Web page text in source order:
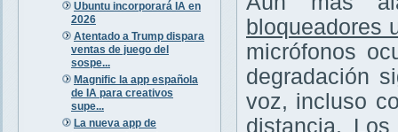
Ubuntu incorporará IA en
2026
Atentado a Trump dispara
ventas de juego del
sospe...
Magnific la app española
de IA para creativos
supe...
La nueva app de
bloqueadores
micrófonos
degradación
voz, incluso
distancia.